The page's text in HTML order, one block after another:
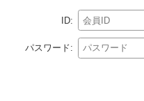
ID
パスワード